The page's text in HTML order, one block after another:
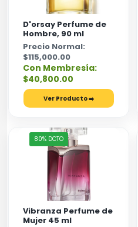
D'orsay Perfume de
Hombre, 90 ml
Precio Normal:
$115,000.00
Con Membresía:
$40,800.00
Ver Producto ➡️
80% DCTO
Vibranza Perfume de
Mujer 45 ml